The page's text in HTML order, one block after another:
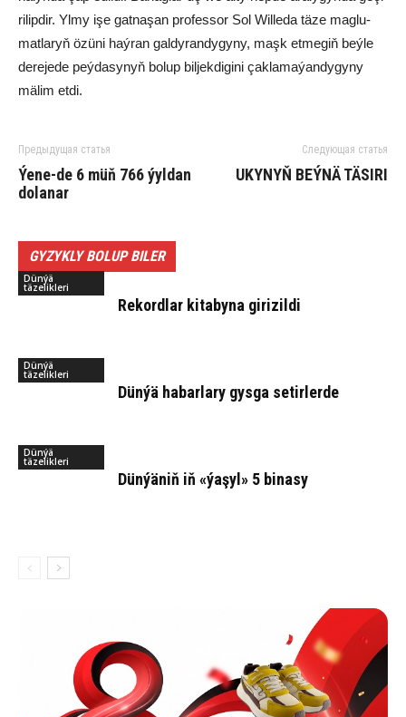
ri­lip­dir. Yl­my işe gat­na­şan pro­fes­sor Sol Wil­le­da tä­ze mag­lu­
mat­la­ryň özü­ni haý­ran gal­dy­ran­dy­gy­ny, maşk et­me­giň beý­le
de­re­je­de peý­da­sy­nyň bo­lup bil­jek­di­gi­ni çak­la­ma­ýan­dy­gy­ny
mä­lim et­di.
Предыдущая статья
Ýe­ne-de 6 müň 766 ýyl­dan
do­lanar
Следующая статья
UKY­NYŇ BEÝ­NÄ TÄ­SI­RI
GYZYKLY BOLUP BILER
Dünýä
täzelikleri
Re­kord­lar ki­ta­by­na gi­ri­zil­di
Dünýä
täzelikleri
Dün­ýä ha­bar­la­ry gys­ga se­tir­ler­de
Dünýä
täzelikleri
Dün­ýä­niň iň «ýa­şyl» 5 bi­na­sy